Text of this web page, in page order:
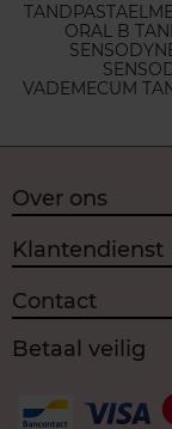
TANDPASTA
ORAL B
VADEMECUM
Over ons
Klantendienst
Contact
Betaal veilig